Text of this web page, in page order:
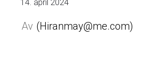
14. april 2024
Hiranmay@me.com